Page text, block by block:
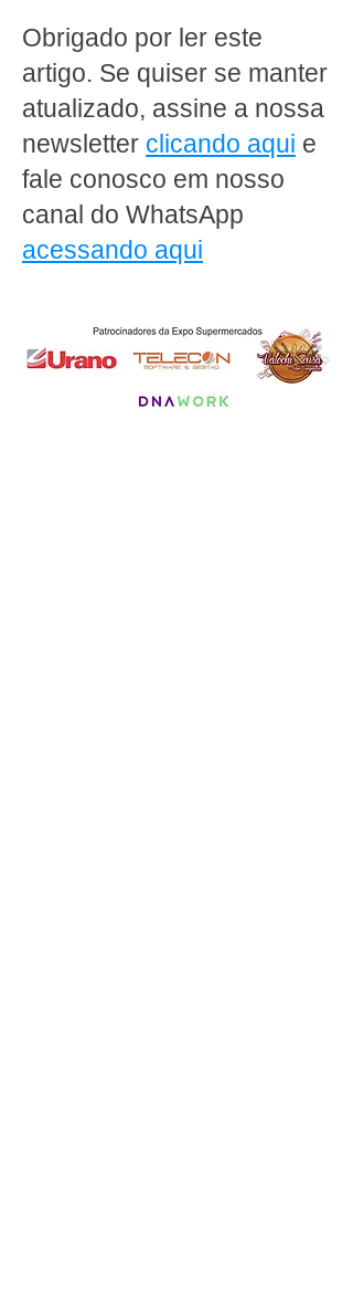
Obrigado por ler este
artigo. Se quiser se manter
atualizado, assine a nossa
newsletter clicando aqui e
fale conosco em nosso
canal do WhatsApp
acessando aqui